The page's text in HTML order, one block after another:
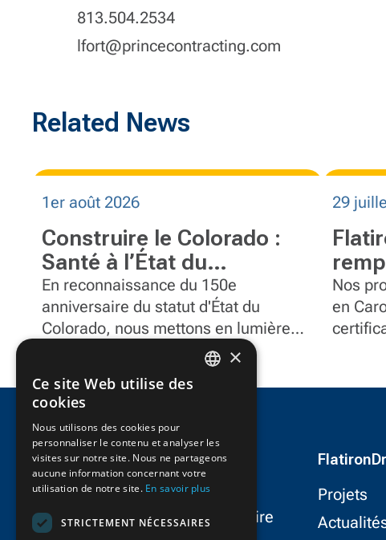
813.504.2534
lfort@princecontracting.com
Related News
1er août 2026
Construire le Colorado :
Santé à l’État du
centenaire
En reconnaissance du 150e
anniversaire du statut d'État du
Colorado, nous mettons en lumière
quelques-uns des projets marquants
de FlatironDragados dans l'État.
29
en
Nos
en
FlatironDragados est le partenaire
Projets
×
Ce site Web utilise des
cookies
Nous utilisons des cookies pour
personnaliser le contenu et analyser les
visites sur notre site. Nous ne partageons
aucune information concernant votre
utilisation de notre site. En savoir plus
STRICTEMENT NÉCESSAIRES